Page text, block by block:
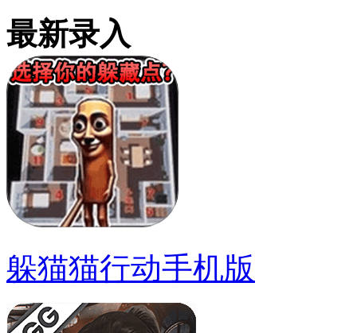
最新录入
躲猫猫行动手机版